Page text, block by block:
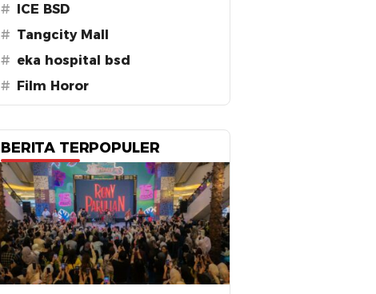
# ICE BSD
# Tangcity Mall
# eka hospital bsd
# Film Horor
BERITA TERPOPULER